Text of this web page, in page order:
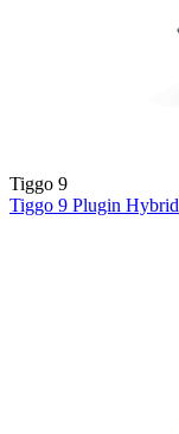
Tiggo 9
Tiggo 9 Plugin Hybrid